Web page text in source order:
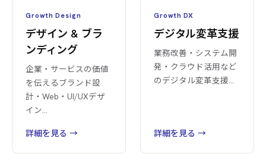
Growth Design
デザイン & ブラ
ンディング
企業・サービスの価値
を伝えるブランド設
計・Web・UI/UXデザ
イン
詳細を見る →
Growth DX
デジタル変革支援
業務改善・システム開
発・クラウド活用など
のデジタル変革支援
詳細を見る →